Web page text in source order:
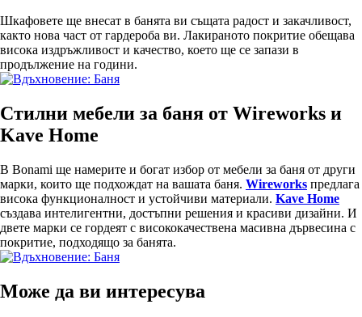
Шкафовете ще внесат в банята ви същата радост и закачливост,
както нова част от гардероба ви. Лакираното покритие обещава
висока издръжливост и качество, което ще се запази в
продължение на години.
Стилни мебели за баня от Wireworks и
Kave Home
В Bonami ще намерите и богат избор от мебели за баня от други
марки, които ще подхождат на вашата баня. Wireworks предлага
висока функционалност и устойчиви материали. Kave Home
създава интелигентни, достъпни решения и красиви дизайни. И
двете марки се гордеят с висококачествена масивна дървесина с
покритие, подходящо за банята.
Може да ви интересува